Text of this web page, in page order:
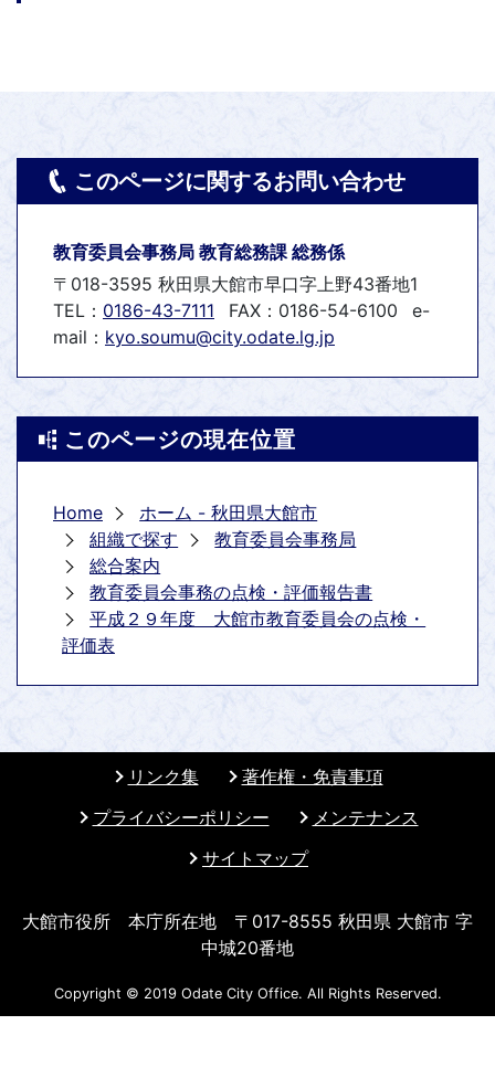
このページに関するお問い合わせ
教育委員会事務局 教育総務課 総務係
〒018-3595 秋田県大館市早口字上野43番地1
TEL： 0186-43-7111 FAX：0186-54-6100
e-
mail： kyo.soumu@city.odate.lg.jp
このページの現在位置
Home
ホーム - 秋田県大館市
組織で探す
教育委員会事務局
総合案内
教育委員会事務の点検・評価報告書
平成２９年度 大館市教育委員会の点検・
評価表
リンク集
著作権・免責事項
プライバシーポリシー
メンテナンス
サイトマップ
大館市役所 本庁所在地 〒017-8555 秋田県 大館市 字
中城20番地
Copyright © 2019 Odate City Office. All Rights Reserved.